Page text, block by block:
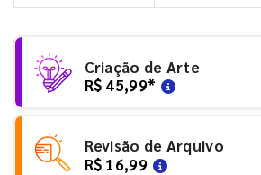
Criação de Arte
R$ 45,99*
Revisão de Arquivo
R$ 16,99